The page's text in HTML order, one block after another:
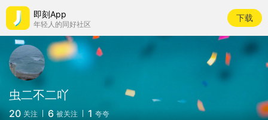
即刻App
年轻人的同好社区
下载
虫二不二吖
20 关注 6 被关注 1 夸夸